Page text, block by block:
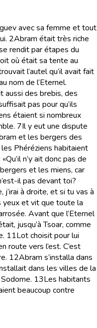
avec sa femme et tout
2Abram était très riche
rendit par étapes du
où était sa tente au
l’autel qu’il avait fait
nom de l’Eternel.
aussi des brebis, des
pas pour qu’ils
étaient si nombreux
7Il y eut une dispute
et les bergers des
Phéréziens habitaient
n’y ait donc pas de
et les miens, car
il pas devant toi?
j’irai à droite, et si tu vas à
yeux et vit que toute la
Avant que l’Eternel
jusqu’à Tsoar, comme
11Lot choisit pour lui
route vers l’est. C’est
12Abram s’installa dans
dans les villes de la
13Les habitants
beaucoup contre